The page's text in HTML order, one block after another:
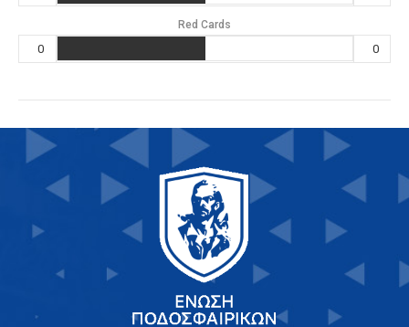
Red Cards
0 0